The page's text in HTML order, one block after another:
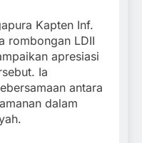
Kapten Inf.
rombongan LDII
apresiasi
Ia
antara
dalam